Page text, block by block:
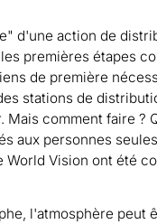
d'une action de
premières étapes
de première
stations de
comment faire ?
aux personnes
Vision ont été
l'atmosphère peut